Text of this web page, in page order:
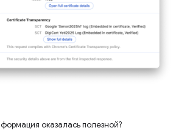
оказалась полезной?